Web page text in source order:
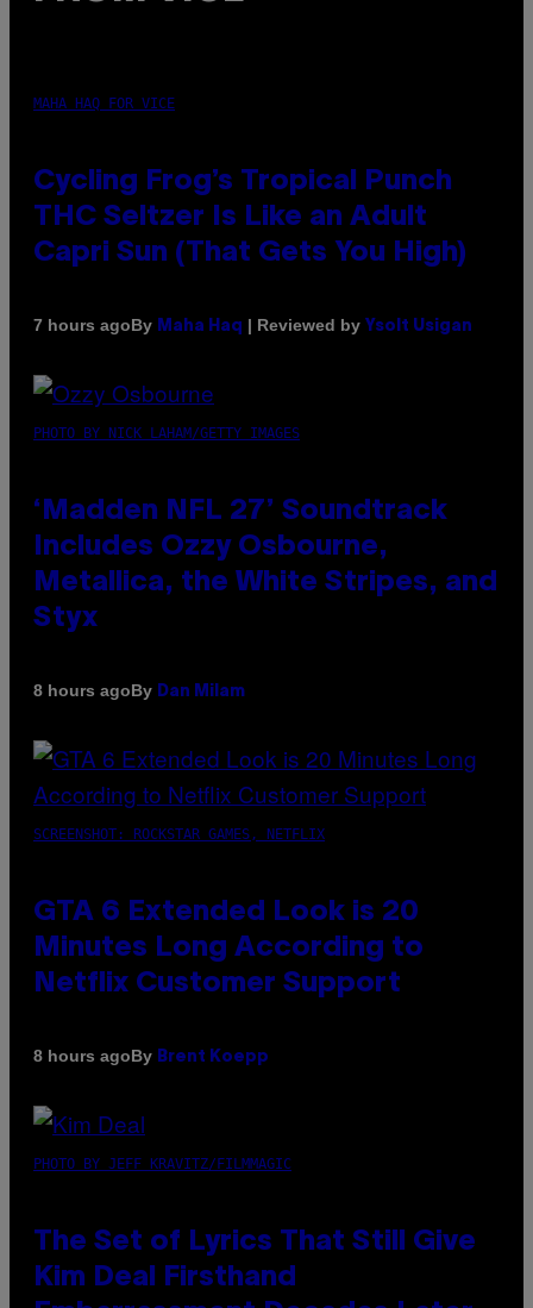
MAHA HAQ FOR VICE
Cycling Frog’s Tropical Punch
THC Seltzer Is Like an Adult
Capri Sun (That Gets You High)
7 hours agoBy Maha Haq | Reviewed by Ysolt Usigan
PHOTO BY NICK LAHAM/GETTY IMAGES
‘Madden NFL 27’ Soundtrack
Includes Ozzy Osbourne,
Metallica, the White Stripes, and
Styx
8 hours agoBy Dan Milam
SCREENSHOT: ROCKSTAR GAMES, NETFLIX
GTA 6 Extended Look is 20
Minutes Long According to
Netflix Customer Support
8 hours agoBy Brent Koepp
PHOTO BY JEFF KRAVITZ/FILMMAGIC
The Set of Lyrics That Still Give
Kim Deal Firsthand